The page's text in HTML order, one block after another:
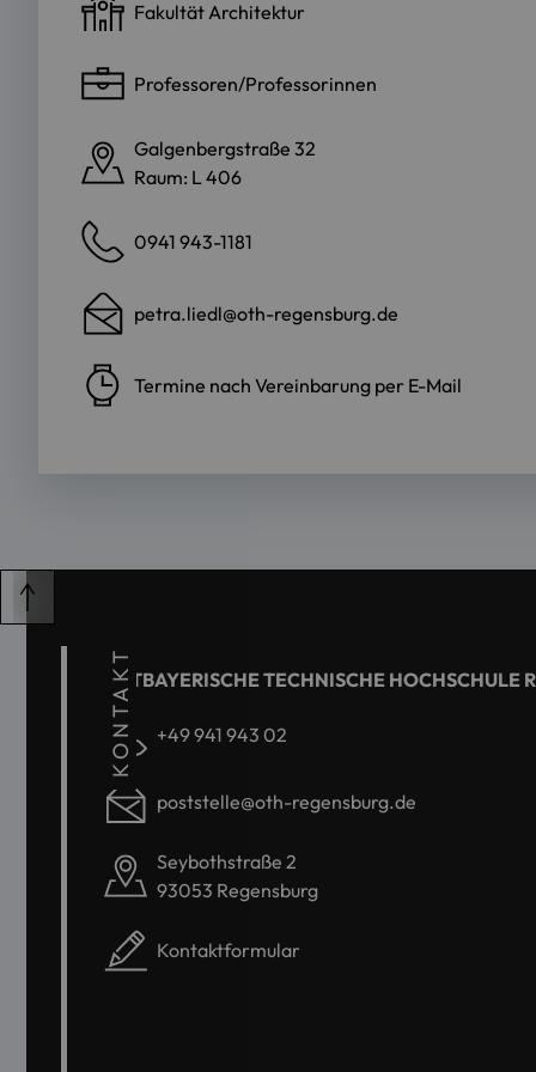
Fakultät Architektur
Professoren/Professorinnen
Galgenbergstraße 32
Raum: L 406
0941 943-1181
petra.liedl@oth-regensburg.de
Termine nach Vereinbarung per E-Mail
KONTAKT
OSTBAYERISCHE TECHNISCHE HOCHSCHULE
+49 941 943 02
poststelle@oth-regensburg.de
Seybothstraße 2
93053 Regensburg
Kontaktformular